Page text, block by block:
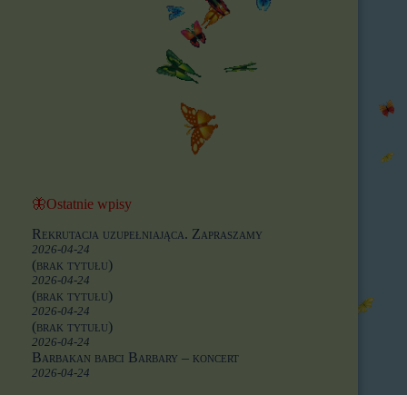
🦋Ostatnie wpisy
Rekrutacja uzupełniająca. Zapraszamy
2026-04-24
(brak tytułu)
2026-04-24
(brak tytułu)
2026-04-24
(brak tytułu)
2026-04-24
Barbakan babci Barbary – koncert
2026-04-24